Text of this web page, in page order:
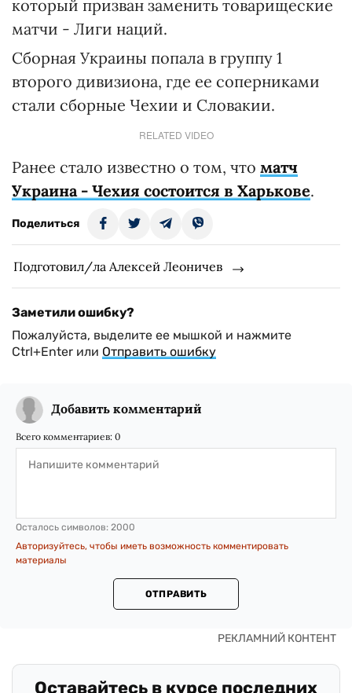
который призван заменить товарищеские
матчи - Лиги наций.
Сборная Украины попала в группу 1
второго дивизиона, где ее соперниками
стали сборные Чехии и Словакии.
RELATED VIDEO
Ранее стало известно о том, что матч
Украина - Чехия состоится в Харькове.
Поделиться
Подготовил/ла Алексей Леоничев
Заметили ошибку?
Пожалуйста, выделите ее мышкой и нажмите
Ctrl+Enter или Отправить ошибку
Добавить комментарий
Всего комментариев: 0
Осталось символов: 2000
Авторизуйтесь, чтобы иметь возможность комментировать
материалы
ОТПРАВИТЬ
Оставайтесь в курсе последних